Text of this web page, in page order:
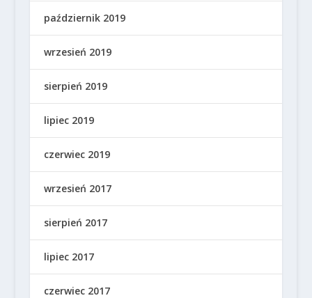
październik 2019
wrzesień 2019
sierpień 2019
lipiec 2019
czerwiec 2019
wrzesień 2017
sierpień 2017
lipiec 2017
czerwiec 2017